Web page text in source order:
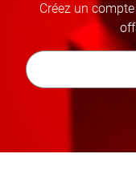
Créez un